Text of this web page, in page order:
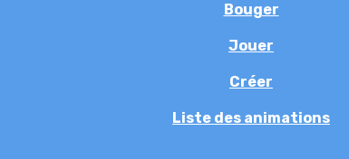
Bouger
Jouer
Créer
Liste des animations